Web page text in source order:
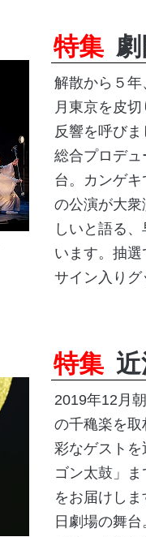
特集
解散から５
月東京を皮
反響を呼び
総合プロデ
台。カンゲ
の公演が大
しいと語る
います。抽
サイン入りグ
特集
2019年12月
の千穐楽を
彩なゲストを
ゴン太鼓」
をお届けし
日劇場の舞